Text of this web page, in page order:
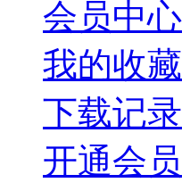
会员中心
我的收
下载记录
开通会员